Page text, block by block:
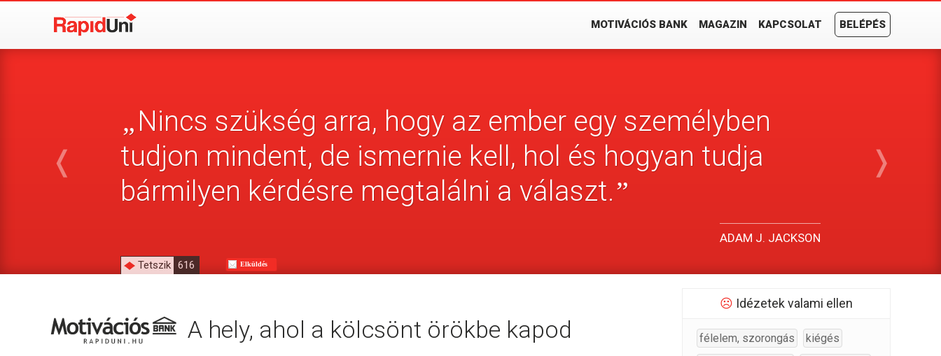
MOTIVÁCIÓS BANK MAGAZIN KAPCSOLAT BELÉPÉS
❬
„Nincs szükség arra, hogy az ember egy személyben
tudjon mindent, de ismernie kell, hol és hogyan tudja
bármilyen kérdésre megtalálni a választ.”
ADAM J. JACKSON
❭
Tetszik 616 Elküldés
A hely, ahol a kölcsönt örökbe kapod
☹ Idézetek valami ellen
félelem, szorongás
kiégés